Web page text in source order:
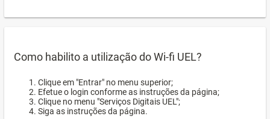
Como habilito a utilização do Wi-fi UEL?
Clique em "Entrar" no menu superior;
Efetue o login conforme as instruções da página;
Clique no menu "Serviços Digitais UEL";
Siga as instruções da página.